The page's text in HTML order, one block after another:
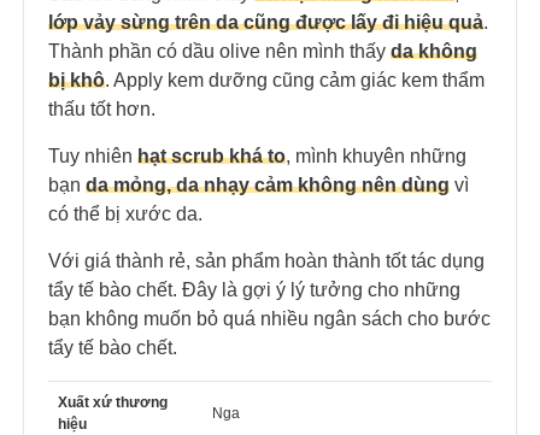
lớp vảy sừng trên da cũng được lấy đi hiệu quả.
Thành phần có dầu olive nên mình thấy da không
bị khô. Apply kem dưỡng cũng cảm giác kem thẩm
thấu tốt hơn.
Tuy nhiên hạt scrub khá to, mình khuyên những
bạn da mỏng, da nhạy cảm không nên dùng vì
có thể bị xước da.
Với giá thành rẻ, sản phẩm hoàn thành tốt tác dụng
tẩy tế bào chết. Đây là gợi ý lý tưởng cho những
bạn không muốn bỏ quá nhiều ngân sách cho bước
tẩy tế bào chết.
Xuất xứ thương
hiệu
Nga